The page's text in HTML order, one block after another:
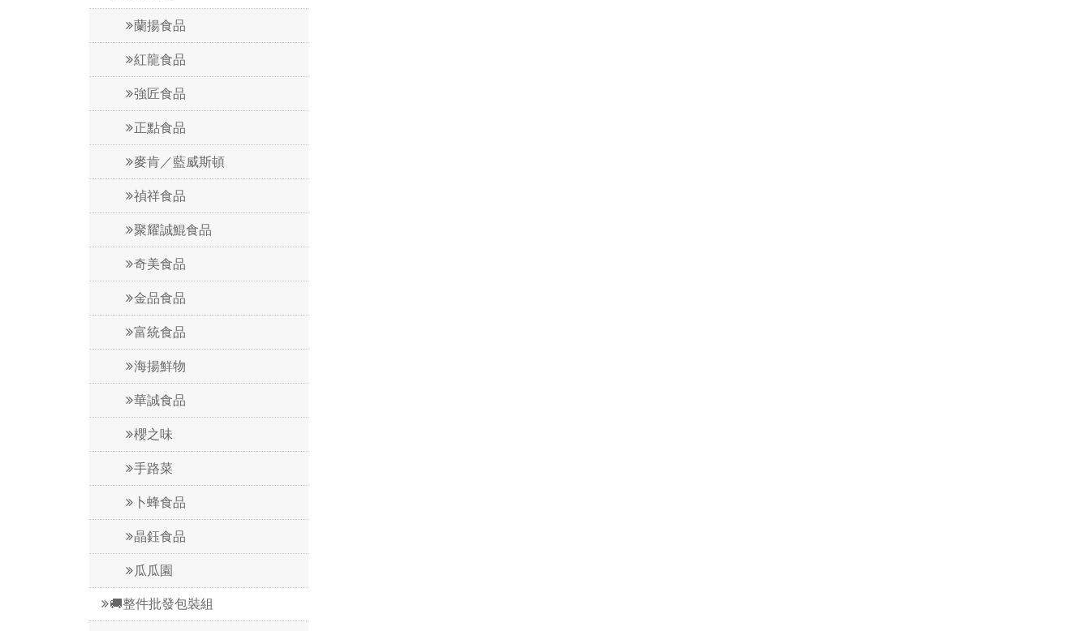
蘭揚食品
紅龍食品
強匠食品
正點食品
麥肯／藍威斯頓
禎祥食品
聚耀誠鯤食品
奇美食品
金品食品
富統食品
海揚鮮物
華誠食品
櫻之味
手路菜
卜蜂食品
晶鈺食品
瓜瓜園
🚚整件批發包裝組